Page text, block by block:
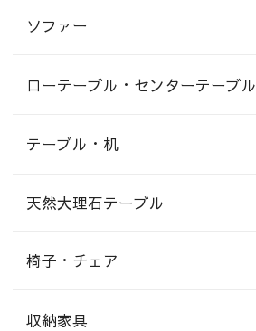
ソファー
ローテーブル・センターテーブル
テーブル・机
天然大理石テーブル
椅子・チェア
収納家具